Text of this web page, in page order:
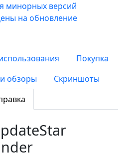
минорных версий
на обновление
Покупка
обзоры
Скриншоты